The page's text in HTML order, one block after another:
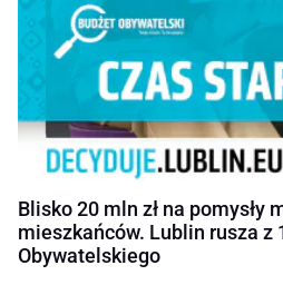
Blisko 20 mln zł na pomysły
mieszkańców. Lublin rusza z
Obywatelskiego